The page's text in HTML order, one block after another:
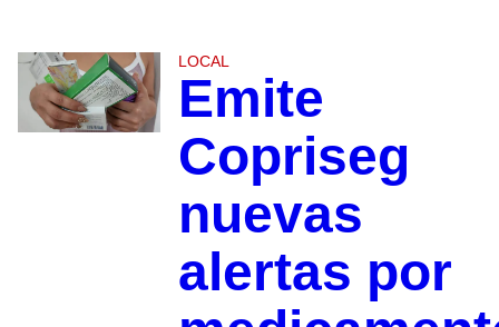
LOCAL
Emite
Copriseg
nuevas
alertas por